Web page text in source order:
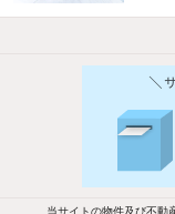
他の人はこんな条件
バス・トイレ別
駐車場あり
当サイトの物件及び不動